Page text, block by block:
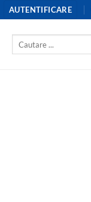
AUTENTIFICARE